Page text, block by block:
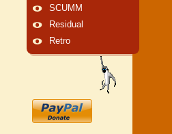
SCUMM
Residual
Retro